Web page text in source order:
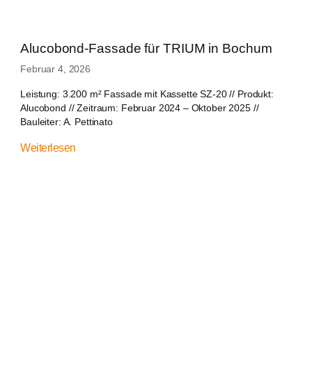
Alucobond-Fassade für TRIUM in Bochum
Februar 4, 2026
Leistung: 3.200 m² Fassade mit Kassette SZ-20 // Produkt:
Alucobond // Zeitraum: Februar 2024 – Oktober 2025 //
Bauleiter: A. Pettinato
Weiterlesen